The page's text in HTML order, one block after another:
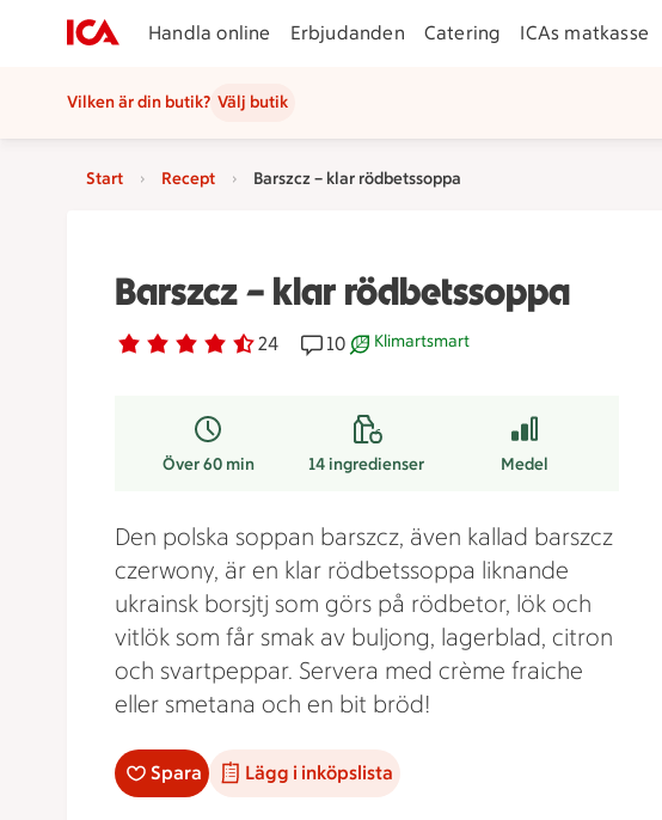
Handla online Erbjudanden Catering ICAs matkasse
Vilken är din butik? Välj butik
Start Recept Barszcz – klar rödbetssoppa
Barszcz – klar rödbetssoppa
Betyg 4.6 av 5. 24
24 personer har röstatReceptet har 10 kommentarer
10 Receptet är ett klimartsmart val.
Klimartsmart
Över 60 min 14ingredienser Medel
Den polska soppan barszcz, även kallad barszcz
czerwony, är en klar rödbetssoppa liknande
ukrainsk borsjtj som görs på rödbetor, lök och
vitlök som får smak av buljong, lagerblad, citron
och svartpeppar. Servera med crème fraiche
eller smetana och en bit bröd!
Spara Lägg i inköpslista